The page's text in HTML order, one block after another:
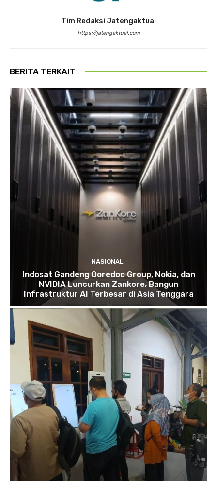
Tim Redaksi Jatengaktual
https://jatengaktual.com
BERITA TERKAIT
NASIONAL
Indosat Gandeng Ooredoo Group, Nokia, dan
NVIDIA Luncurkan Zankore, Bangun
Infrastruktur AI Terbesar di Asia Tenggara